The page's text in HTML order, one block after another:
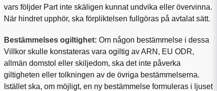
vars följder Part inte skäligen kunnat undvika eller övervinna.
När hindret upphör, ska förpliktelsen fullgöras på avtalat sätt.
Bestämmelses ogiltighet: Om någon bestämmelse i dessa
Villkor skulle konstateras vara ogiltig av ARN, EU ODR,
allmän domstol eller skiljedom, ska det inte påverka
giltigheten eller tolkningen av de övriga bestämmelserna.
Istället ska, om möjligt, en ny bestämmelse formuleras i ljuset